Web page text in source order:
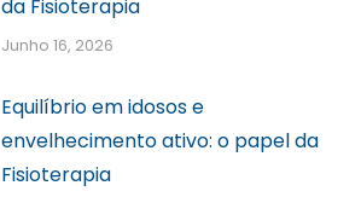
da Fisioterapia
Junho 16, 2026
Equilíbrio em idosos e
envelhecimento ativo: o papel da
Fisioterapia